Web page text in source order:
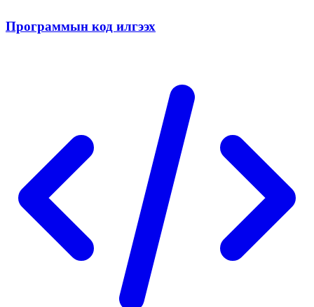
Программын код илгээх